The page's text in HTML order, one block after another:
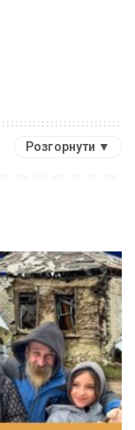
Розгорнути ▼